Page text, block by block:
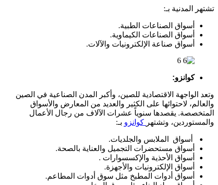
تشتهر المدنية بـ:
أسواق الصناعات الطبية.
أسواق الصناعات الكيماوية.
أسواق صناعة الإلكترونيات والآلات.
كوانزو:
وتعد الواجهة الاقتصادية للصين، وأكبر المدن الصناعية في الصين
والعالم، لاحتوائها على الكثير والعديد من المعارض والأسواق
المتخصصة. يقصدها سنوياً عشرات الآلاف من رجال الأعمال
والمستوردين، وتشتهر كوانزو بـ:
أسواق الملابس والجلديات.
أسواق مستحضرات التجميل والعناية بالصحة.
أسواق الأحذية والإكسسوارات .
أسواق الإلكترونيات والأجهزة.
أسواق أدوات المطبخ مثل سوق أدوات المطاعم.